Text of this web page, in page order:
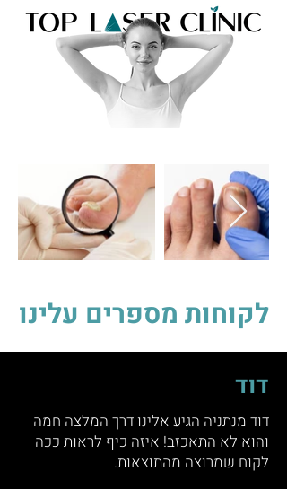
לקוחות מספרים עלינו
דוד
דוד מנתניה הגיע אלינו דרך המלצה חמה
והוא לא התאכזב! איזה כיף לראות ככה
לקוח שמרוצה מהתוצאות.